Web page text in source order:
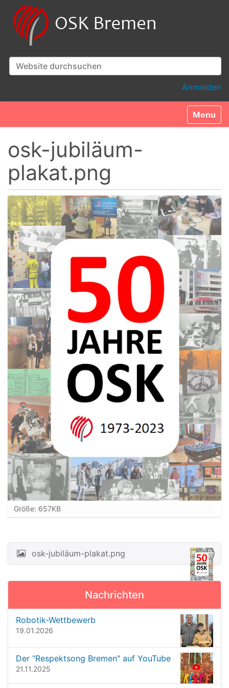
Website durchsuchen
Anmelden
Toggle
osk-jubiläum-
plakat.png
Z
e
e
B
l
n
v
o
e
G
Größe: 657KB
N
v
g
a
i
o
n
osk-jubiläum-plakat.png
Nachrichten
Robotik-Wettbewerb
19.01.2026
Der "Respektsong Bremen" auf YouTube
21.11.2025